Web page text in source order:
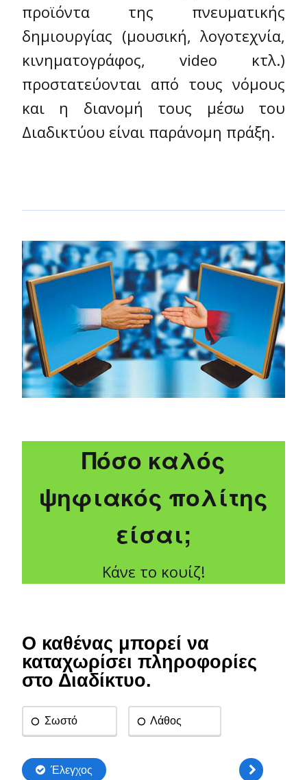
προϊόντα της πνευματικής
δημιουργίας (μουσική, λογοτεχνία,
κινηματογράφος, video κτλ.)
προστατεύονται από τους νόμους
και η διανομή τους μέσω του
Διαδικτύου είναι παράνομη πράξη.
Πόσο καλός
ψηφιακός πολίτης
είσαι;
Κάνε το κουίζ!